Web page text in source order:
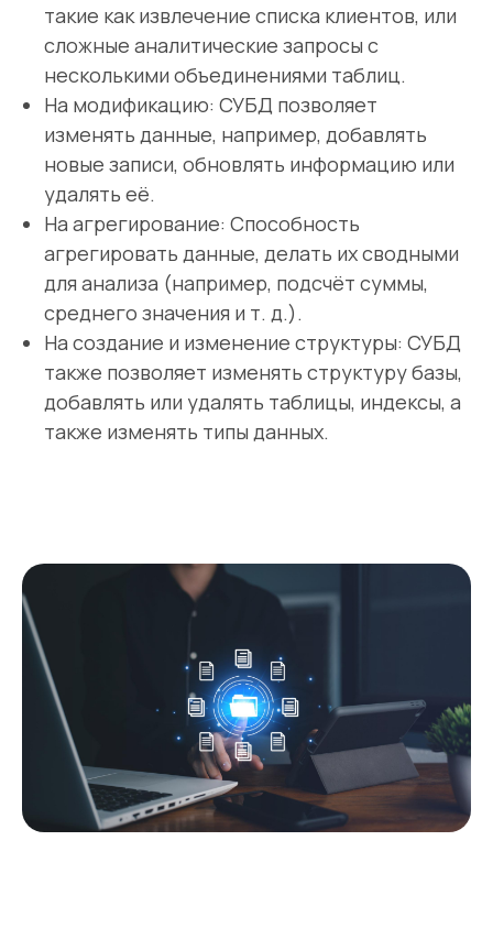
такие как извлечение списка клиентов, или
сложные аналитические запросы с
несколькими объединениями таблиц.
На модификацию: СУБД позволяет
изменять данные, например, добавлять
новые записи, обновлять информацию или
удалять её.
На агрегирование: Способность
агрегировать данные, делать их сводными
для анализа (например, подсчёт суммы,
среднего значения и т. д.).
На создание и изменение структуры: СУБД
также позволяет изменять структуру базы,
добавлять или удалять таблицы, индексы, а
также изменять типы данных.